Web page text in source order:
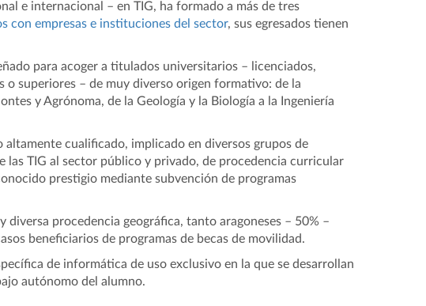
e internacional – en TIG, ha formado a más de tres
con empresas e instituciones del sector, sus egresados tienen
para acoger a titulados universitarios – licenciados,
superiores – de muy diverso origen formativo: de la
y Agrónoma, de la Geología y la Biología a la Ingeniería
cualificado, implicado en diversos grupos de
TIG al sector público y privado, de procedencia curricular
prestigio mediante subvención de programas
procedencia geográfica, tanto aragoneses – 50% –
beneficiarios de programas de becas de movilidad.
de informática de uso exclusivo en la que se desarrollan
autónomo del alumno.